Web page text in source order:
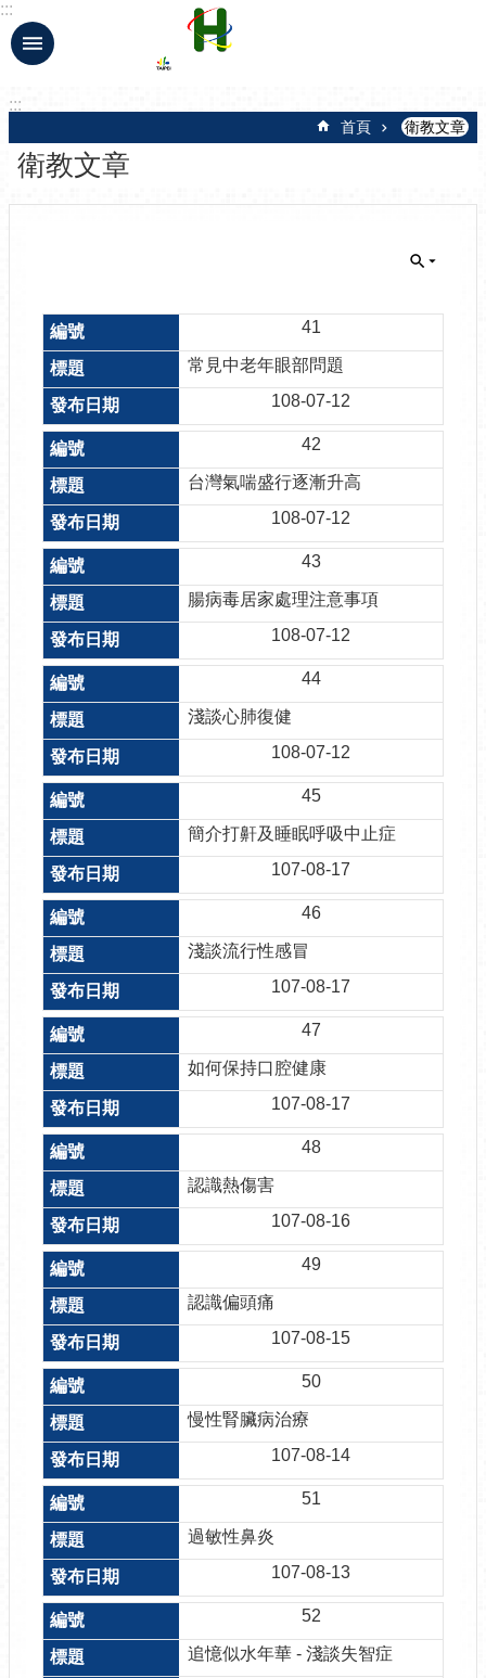
跳到主要內容區塊
:::
:::
首頁 衛教文章
衛教文章
41
常見中老年眼部問題
108-07-12
42
台灣氣喘盛行逐漸升高
108-07-12
43
腸病毒居家處理注意事項
108-07-12
44
淺談心肺復健
108-07-12
45
簡介打鼾及睡眠呼吸中止症
107-08-17
46
淺談流行性感冒
107-08-17
47
如何保持口腔健康
107-08-17
48
認識熱傷害
107-08-16
49
認識偏頭痛
107-08-15
50
慢性腎臟病治療
107-08-14
51
過敏性鼻炎
107-08-13
52
追憶似水年華 - 淺談失智症